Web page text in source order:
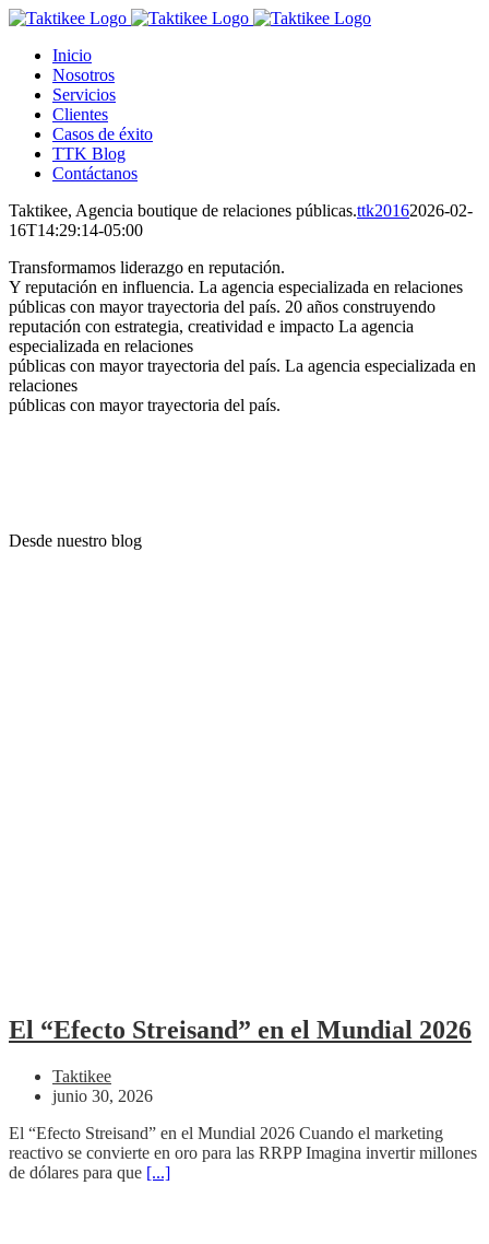
Saltar
contenido
Inicio
Nosotros
Servicios
Clientes
Casos de éxito
TTK Blog
Contáctanos
Taktikee, Agencia boutique de relaciones públicas.ttk20162026-02-
16T14:29:14-05:00
Transformamos liderazgo en reputación.
Y reputación en influencia. La agencia especializada en relaciones
públicas con mayor trayectoria del país. 20 años construyendo
reputación con estrategia, creatividad e impacto La agencia
especializada en relaciones
públicas con mayor trayectoria del país. La agencia especializada en
relaciones
públicas con mayor trayectoria del país.
Desde nuestro blog
El “Efecto Streisand” en el Mundial 2026
Taktikee
junio 30, 2026
El “Efecto Streisand” en el Mundial 2026 Cuando el marketing
reactivo se convierte en oro para las RRPP Imagina invertir millones
de dólares para que [...]